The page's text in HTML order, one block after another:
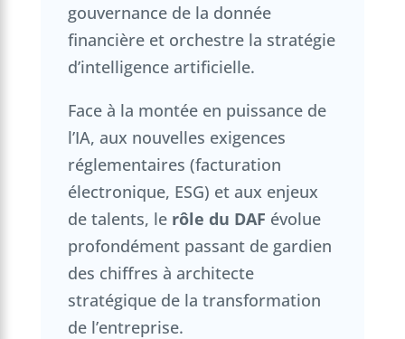
gouvernance de la donnée
financière et orchestre la stratégie
d’intelligence artificielle.
Face à la montée en puissance de
l’IA, aux nouvelles exigences
réglementaires (facturation
électronique, ESG) et aux enjeux
de talents, le rôle du DAF évolue
profondément passant de gardien
des chiffres à architecte
stratégique de la transformation
de l’entreprise.